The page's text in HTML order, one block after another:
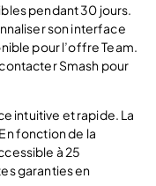
pendant 30 jours.
son interface
pour l’offre Team.
Smash pour
intuitive et rapide. La
fonction de la
à 25
garanties en